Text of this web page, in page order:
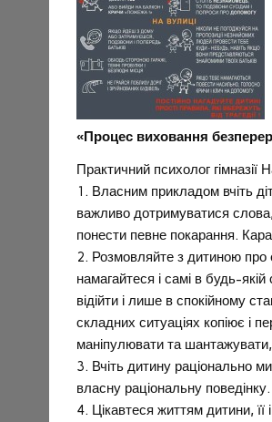
«Процес виховання
Практичний психолог
1. Власним прикладом вчіть
важливо дотримуватися
понести певне покарання.
2. Розмовляйте з дитиною про
намагайтеся і самі в будь-
відійти і лише в спокійному
складних ситуаціях копіює і
маніпулювати та
3. Вчіть дитину раціонально
власну раціональну
4. Цікавтеся життям дитини,